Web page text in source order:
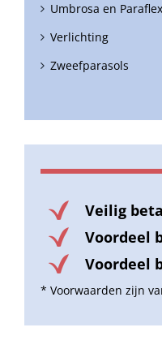
Umbrosa en
Verlichting
Zweefparasols
Veilig
Voordeel
Voordeel
* Voorwaarden zijn